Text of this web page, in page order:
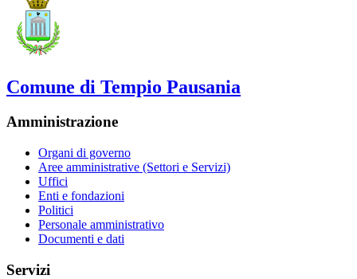
Comune di Tempio Pausania
Amministrazione
Organi di governo
Aree amministrative (Settori e Servizi)
Uffici
Enti e fondazioni
Politici
Personale amministrativo
Documenti e dati
Servizi